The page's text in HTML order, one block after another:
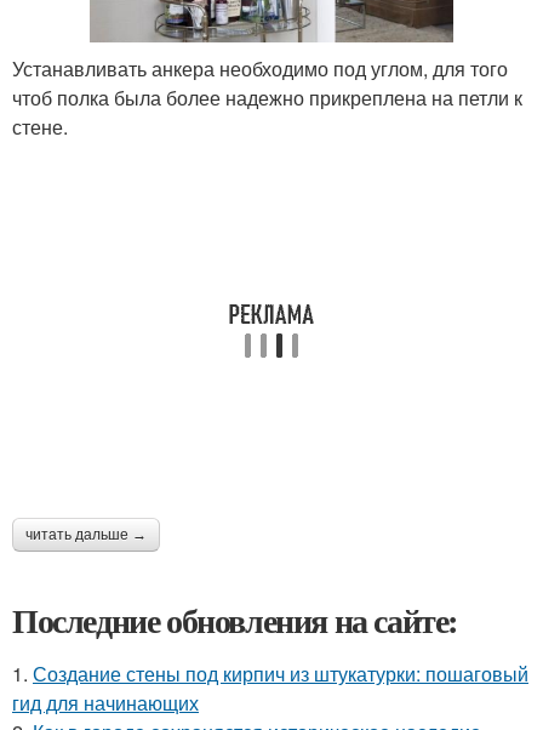
Устанавливать анкера необходимо под углом, для того
чтоб полка была более надежно прикреплена на петли к
стене.
читать дальше →
Последние обновления на сайте:
1. Создание стены под кирпич из штукатурки: пошаговый
гид для начинающих